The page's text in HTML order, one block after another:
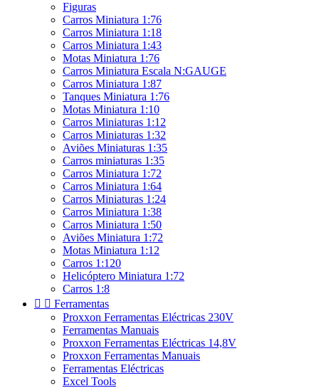
Figuras
Carros Miniatura 1:76
Carros Miniatura 1:18
Carros Miniatura 1:43
Motas Miniatura 1:76
Carros Miniatura Escala N:GAUGE
Carros Miniatura 1:87
Tanques Miniatura 1:76
Motas Miniatura 1:10
Carros Miniaturas 1:12
Carros Miniaturas 1:32
Aviões Miniaturas 1:35
Carros miniaturas 1:35
Carros Miniatura 1:72
Carros Miniatura 1:64
Carros Miniaturas 1:24
Carros Miniatura 1:38
Carros Miniatura 1:50
Aviões Miniatura 1:72
Motas Miniatura 1:12
Carros 1:120
Helicóptero Miniatura 1:72
Carros 1:8
  Ferramentas
Proxxon Ferramentas Eléctricas 230V
Ferramentas Manuais
Proxxon Ferramentas Eléctricas 14,8V
Proxxon Ferramentas Manuais
Ferramentas Eléctricas
Excel Tools